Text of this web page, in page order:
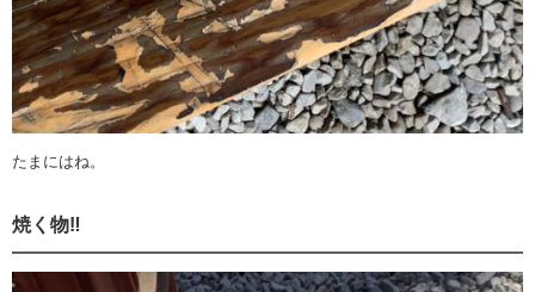
たまにはね。
焼く物‼️